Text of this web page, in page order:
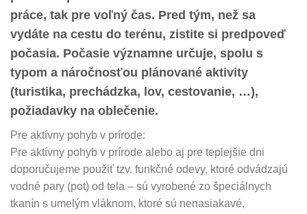
práce, tak pre voľný čas. Pred tým, než sa
vydáte na cestu do terénu, zistite si predpoveď
počasia. Počasie významne určuje, spolu s
typom a náročnosťou plánované aktivity
(turistika, prechádzka, lov, cestovanie, …),
požiadavky na oblečenie.
Pre aktívny pohyb v prírode:
Pre aktívny pohyb v prírode alebo aj pre teplejšie dni
doporučujeme použiť tzv. funkčné odevy, ktoré odvádzajú
vodné pary (pot) od tela – sú vyrobené zo špeciálnych
tkanín s umelým vláknom, ktoré sú nenasiakavé,